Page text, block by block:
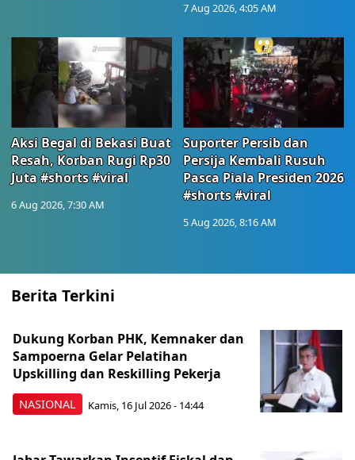
7 Aug 2026, 4:05 AM
Aksi Begal di Bekasi Buat
Resah, Korban Rugi Rp30
Juta #shorts #viral
6 Aug 2026, 7:30 AM
Suporter Persib dan
Persija Kembali Rusuh
Pasca Piala Presiden 2026
#shorts #viral
5 Aug 2026, 8:16 AM
Berita Terkini
NASIONAL
Dukung Korban PHK, Kemnaker dan
Sampoerna Gelar Pelatihan
Upskilling dan Reskilling Pekerja
Kamis, 16 Jul 2026 - 14:44